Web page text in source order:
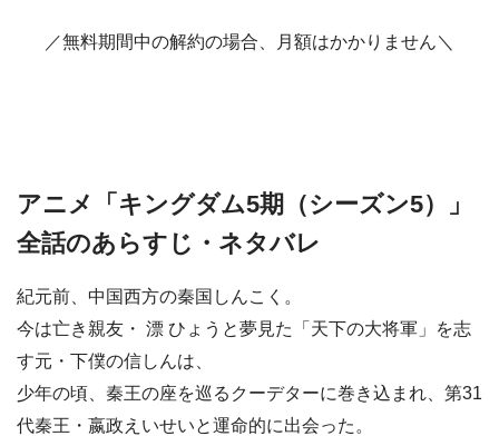
／無料期間中の解約の場合、月額はかかりません＼
アニメ「キングダム5期（シーズン5）」
全話のあらすじ・ネタバレ
紀元前、中国西方の秦国しんこく。
今は亡き親友・ 漂 ひょうと夢見た「天下の大将軍」を志
す元・下僕の信しんは、
少年の頃、秦王の座を巡るクーデターに巻き込まれ、第31
代秦王・嬴政えいせいと運命的に出会った。